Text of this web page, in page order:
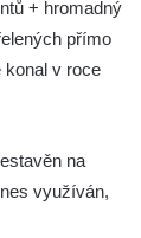
+ hromadný
přímo
konal v roce
na
využíván,